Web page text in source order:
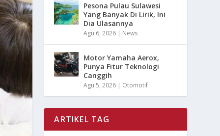
Pesona Pulau Sulawesi
Yang Banyak Di Lirik, Ini
Dia Ulasannya
Agu 6, 2026 | News
Motor Yamaha Aerox,
Punya Fitur Teknologi
Canggih
Agu 5, 2026 | Otomotif
ARTIKEL TAG